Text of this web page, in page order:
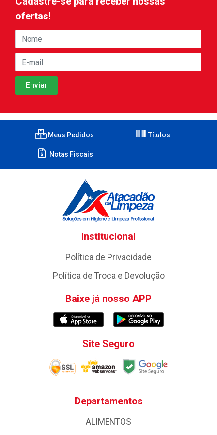
ofertas!
Meus Pedidos Títulos
Notas Fiscais
Institucional
Política de Privacidade
Política de Troca e Devolução
Baixe já nosso APP
Site Seguro
Departamentos
ALIMENTOS